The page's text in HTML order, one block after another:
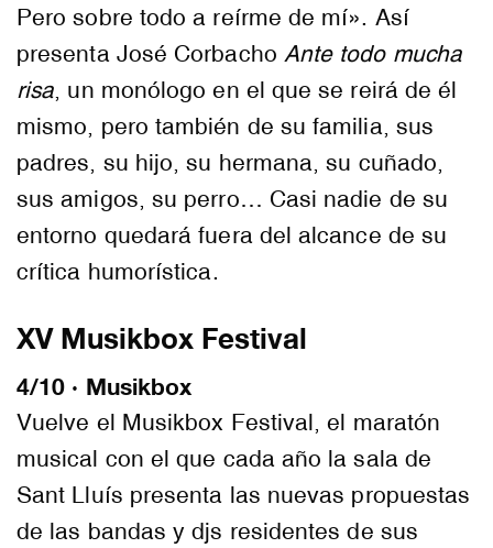
Pero sobre todo a reírme de mí». Así
presenta José Corbacho Ante todo mucha
risa , un monólogo en el que se reirá de él
mismo, pero también de su familia, sus
padres, su hijo, su hermana, su cuñado,
sus amigos, su perro… Casi nadie de su
entorno quedará fuera del alcance de su
crítica humorística.
XV Musikbox Festival
4/10 · Musikbox
Vuelve el Musikbox Festival, el maratón
musical con el que cada año la sala de
Sant Lluís presenta las nuevas propuestas
de las bandas y djs residentes de sus